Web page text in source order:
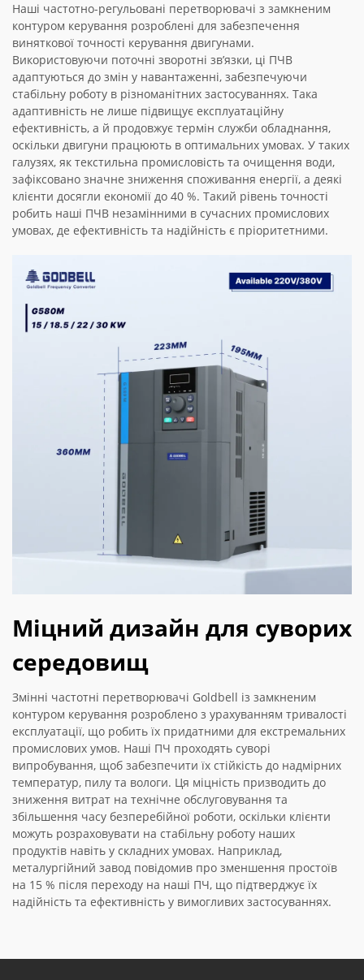
Наші частотно-регульовані перетворювачі з замкненим
контуром керування розроблені для забезпечення
виняткової точності керування двигунами.
Використовуючи поточні зворотні зв’язки, ці ПЧВ
адаптуються до змін у навантаженні, забезпечуючи
стабільну роботу в різноманітних застосуваннях. Така
адаптивність не лише підвищує експлуатаційну
ефективність, а й продовжує термін служби обладнання,
оскільки двигуни працюють в оптимальних умовах. У таких
галузях, як текстильна промисловість та очищення води,
зафіксовано значне зниження споживання енергії, а деякі
клієнти досягли економії до 40 %. Такий рівень точності
робить наші ПЧВ незамінними в сучасних промислових
умовах, де ефективність та надійність є пріоритетними.
Міцний дизайн для суворих
середовищ
Змінні частотні перетворювачі Goldbell із замкненим
контуром керування розроблено з урахуванням тривалості
експлуатації, що робить їх придатними для екстремальних
промислових умов. Наші ПЧ проходять суворі
випробування, щоб забезпечити їх стійкість до надмірних
температур, пилу та вологи. Ця міцність призводить до
зниження витрат на технічне обслуговування та
збільшення часу безперебійної роботи, оскільки клієнти
можуть розраховувати на стабільну роботу наших
продуктів навіть у складних умовах. Наприклад,
металургійний завод повідомив про зменшення простоїв
на 15 % після переходу на наші ПЧ, що підтверджує їх
надійність та ефективність у вимогливих застосуваннях.